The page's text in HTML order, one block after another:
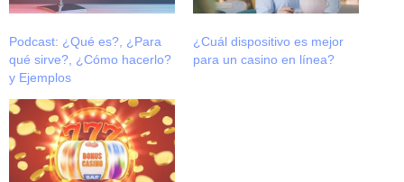
Podcast: ¿Qué es?, ¿Para
qué sirve?, ¿Cómo hacerlo?
y Ejemplos
¿Cuál dispositivo es mejor
para un casino en línea?